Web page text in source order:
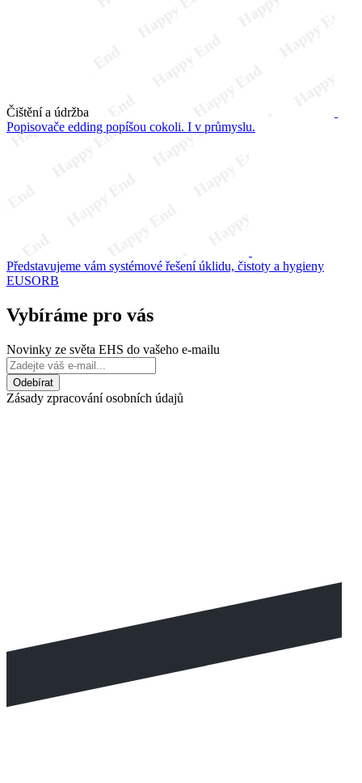
Čištění a údržba
Popisovače edding popíšou cokoli. I v průmyslu.
Představujeme vám systémové řešení úklidu, čistoty a hygieny
EUSORB
Vybíráme pro vás
Novinky ze světa EHS do vašeho e-mailu
Zásady zpracování osobních údajů